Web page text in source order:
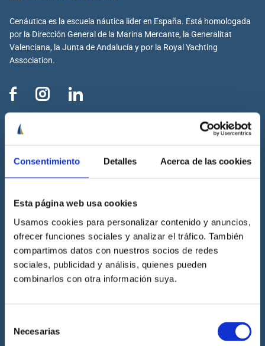
Consentimiento Detalles Acerca de las cookies
Esta página web usa cookies
Usamos cookies para personalizar contenido y anuncios,
ofrecer funciones sociales y analizar el tráfico. También
compartimos datos con nuestros socios de redes
sociales, publicidad y análisis, quienes pueden
combinarlos con otra información suya.
Necesarias
Cenáutica es la escuela náutica lider en España. Está homologada
por la Dirección General de la Marina Mercante, la Generalitat
Valenciana, la Junta de Andalucía y por la Royal Yachting
Association.
Cenáutica
Escuela náutica virtual
Contacta con Cenáutica
Historia de Cenáutica
Sala de prensa
Preguntas frecuentes
Diccionario Náutico
Prácticas de PNB